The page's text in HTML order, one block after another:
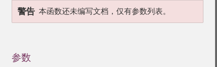
警告 本函数还未编写文档，仅有参数列表。
参数